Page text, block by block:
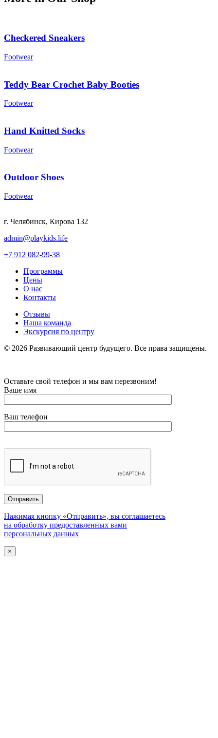
Checkered Sneakers
Footwear
Teddy Bear Crochet Baby Booties
Footwear
Hand Knitted Socks
Footwear
Outdoor Shoes
Footwear
г. Челябинск, Кирова 132
admin@playkids.life
+7 912 082-99-38
Программы
Цены
О нас
Контакты
Отзывы
Наша команда
Экскурсия по центру
© 2026 Развивающий центр будущего. Все права защищены.
Оставьте свой телефон и мы вам перезвоним!
Ваше имя
Ваш телефон
Нажимая кнопку «Отправить», вы соглашаетесь
на обработку предоставленных вами
персональных данных
×